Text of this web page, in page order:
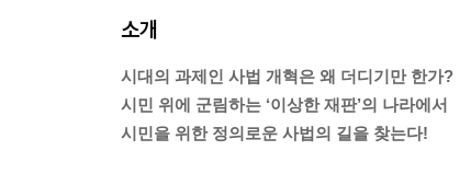
소개
시대의 과제인 사법 개혁은 왜 더디기만 한가?
시민 위에 군림하는 ‘이상한 재판’의 나라에서
시민을 위한 정의로운 사법의 길을 찾는다!